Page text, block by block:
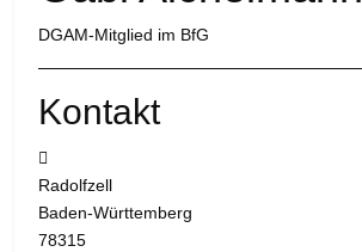
DGAM-Mitglied im BfG
Kontakt
Radolfzell
Baden-Württemberg
78315